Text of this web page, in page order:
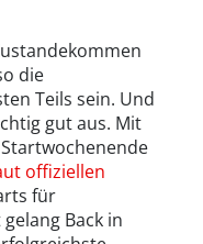
die
Teils sein. Und
gut aus. Mit
offiziellen
für
Back in